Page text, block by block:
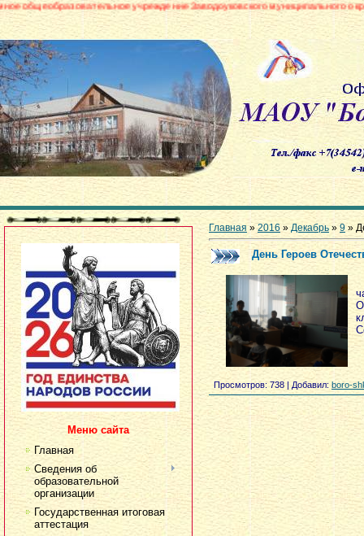
учреждение Заводоуковского муниципального округа
Меню сайта
Главная
Сведения об
образовательной
организации
Государственная итоговая
аттестация
Главная »2016 » Декабрь » 9 »
День Героев
Просмотров: 738 | Добавил: boro-